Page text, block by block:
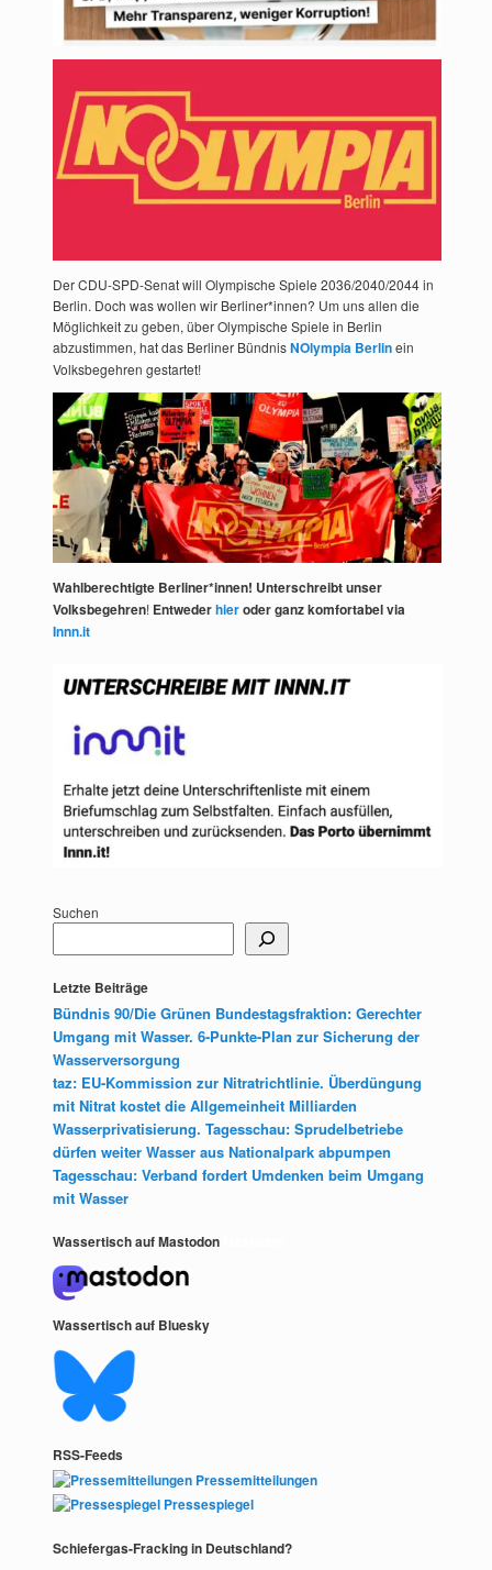
Der CDU-SPD-Senat will Olympische Spiele 2036/2040/2044 in
Berlin. Doch was wollen wir Berliner*innen? Um uns allen die
Möglichkeit zu geben, über Olympische Spiele in Berlin
abzustimmen, hat das Berliner BündnisNOlympia Berlinein
Volksbegehren gestartet!
Wahlberechtigte Berliner*innen! Unterschreibt unser
Volksbegehren! Entwederhieroder ganz komfortabel via
Innn.it
Suchen
Letzte Beiträge
Bündnis 90/Die Grünen Bundestagsfraktion: Gerechter
Umgang mit Wasser. 6-Punkte-Plan zur Sicherung der
Wasserversorgung
taz: EU-Kommission zur Nitratrichtlinie. Überdüngung
mit Nitrat kostet die Allgemeinheit Milliarden
Wasserprivatisierung. Tagesschau: Sprudelbetriebe
dürfen weiter Wasser aus Nationalpark abpumpen
Tagesschau: Verband fordert Umdenken beim Umgang
mit Wasser
Wassertisch auf Mastodon
Wassertisch auf Bluesky
RSS-Feeds
Pressemitteilungen
Pressespiegel
Schiefergas-Fracking in Deutschland?